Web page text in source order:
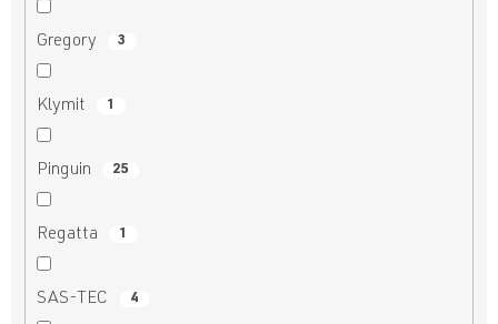
Gregory 3
Klymit 1
Pinguin 25
Regatta 1
SAS-TEC 4